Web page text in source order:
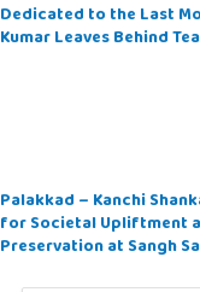
Dedicated to the Last
Kumar Leaves Behind
Palakkad – Kanchi
for Societal Upliftment
Preservation at Sangh